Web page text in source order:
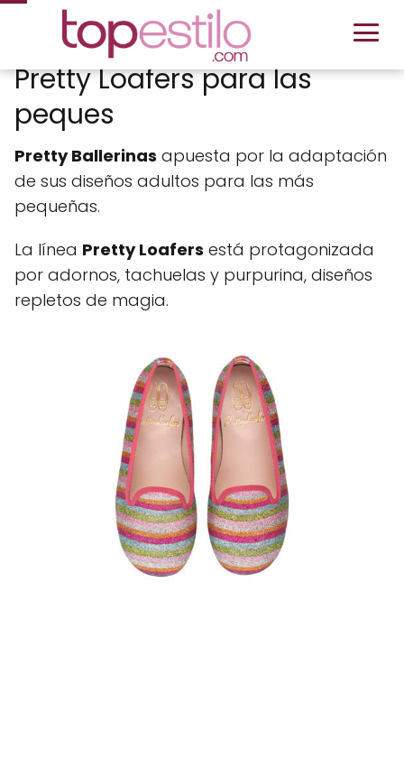
Pretty Loafers para las
peques
Pretty Ballerinas apuesta por la adaptación
de sus diseños adultos para las más
pequeñas.
La línea Pretty Loafers está protagonizada
por adornos, tachuelas y purpurina, diseños
repletos de magia.